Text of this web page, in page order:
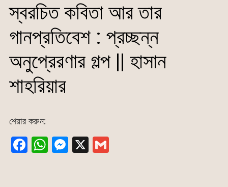
স্বরচিত কবিতা আর তার
গানপ্রতিবেশ : প্রচ্ছন্ন
অনুপ্রেরণার গল্প || হাসান
শাহরিয়ার
শেয়ার করুন:
F
W
M
X